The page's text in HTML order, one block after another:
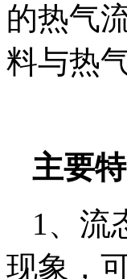
的热气
料与热
主要特
1、流
现象，